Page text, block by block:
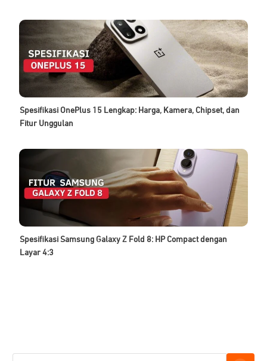
Spesifikasi OnePlus 15 Lengkap: Harga, Kamera, Chipset, dan
Fitur Unggulan
Spesifikasi Samsung Galaxy Z Fold 8: HP Compact dengan
Layar 4:3